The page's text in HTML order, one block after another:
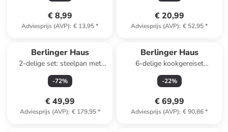
€ 8,99
Adviesprijs (AVP): € 13,95*
€ 20,99
Adviesprijs (AVP): € 52,95*
Berlinger Haus
2-delige set: steelpan met
deksel zwart - Ø 24 cm
-72%
€ 49,99
Adviesprijs (AVP): € 179,95*
Berlinger Haus
6-delige kookgereiset
"Metallic Line"
roségoudkleurig
-22%
€ 69,99
Adviesprijs (AVP): € 90,86*